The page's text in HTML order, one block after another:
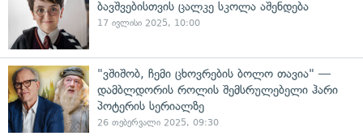
ბავშვებისთვის ცალკე სკოლა აშენდება
17 ივლისი 2025, 10:00
"ვშიშობ, ჩემი ცხოვრების ბოლო თავია" —
დამბლდორის როლის შემსრულებელი ჰარი
პოტერის სერიალზე
26 თებერვალი 2025, 09:30